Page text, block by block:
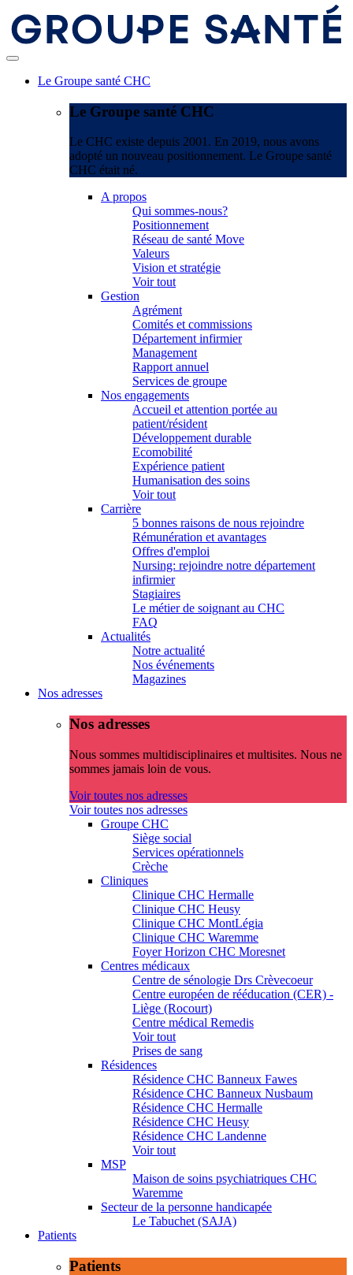
Le Groupe santé CHC
Le Groupe santé CHC
Le CHC existe depuis 2001. En 2019, nous avons
adopté un nouveau positionnement. Le Groupe santé
CHC était né.
A propos
Qui sommes-nous?
Positionnement
Réseau de santé Move
Valeurs
Vision et stratégie
Voir tout
Gestion
Agrément
Comités et commissions
Département infirmier
Management
Rapport annuel
Services de groupe
Nos engagements
Accueil et attention portée au
patient/résident
Développement durable
Ecomobilité
Expérience patient
Humanisation des soins
Voir tout
Carrière
5 bonnes raisons de nous rejoindre
Rémunération et avantages
Offres d'emploi
Nursing: rejoindre notre département
infirmier
Stagiaires
Le métier de soignant au CHC
FAQ
Actualités
Notre actualité
Nos événements
Magazines
Nos adresses
Nos adresses
Nous sommes multidisciplinaires et multisites. Nous ne
sommes jamais loin de vous.
Voir toutes nos adresses
Voir toutes nos adresses
Groupe CHC
Siège social
Services opérationnels
Crèche
Cliniques
Clinique CHC Hermalle
Clinique CHC Heusy
Clinique CHC MontLégia
Clinique CHC Waremme
Foyer Horizon CHC Moresnet
Centres médicaux
Centre de sénologie Drs Crèvecoeur
Centre européen de rééducation (CER) -
Liège (Rocourt)
Centre médical Remedis
Voir tout
Prises de sang
Résidences
Résidence CHC Banneux Fawes
Résidence CHC Banneux Nusbaum
Résidence CHC Hermalle
Résidence CHC Heusy
Résidence CHC Landenne
Voir tout
MSP
Maison de soins psychiatriques CHC
Waremme
Secteur de la personne handicapée
Le Tabuchet (SAJA)
Patients
Patients